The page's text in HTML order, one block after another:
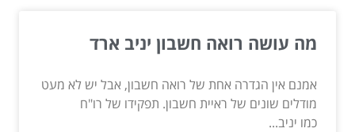
מה עושה רואה חשבון יניב ארד
אמנם אין הגדרה אחת של רואה חשבון, אבל יש לא מעט
מודלים שונים של ראיית חשבון. תפקידו של רו"ח
כמו יניב...